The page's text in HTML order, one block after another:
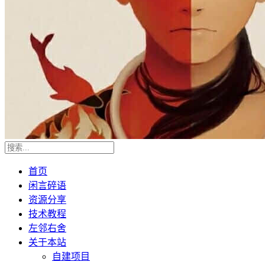
首页
闲言碎语
资源分享
技术教程
左邻右舍
关于本站
自建项目